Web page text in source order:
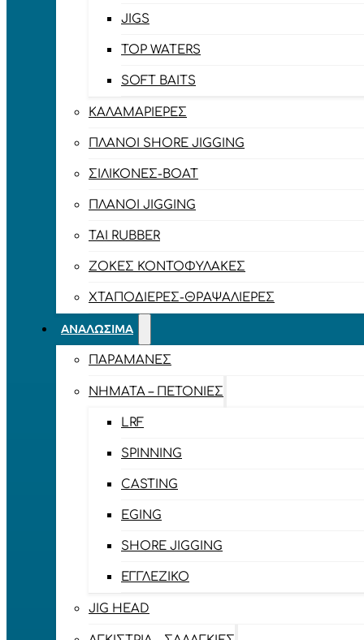
JIGS
TOP WATERS
SOFT BAITS
ΚΑΛΑΜΑΡΙΈΡΕΣ
ΠΛΆΝΟΙ SHORE JIGGING
ΣΙΛΙΚΌΝΕΣ-BOAT
ΠΛΆΝΟΙ JIGGING
TAI RUBBER
ΖΌΚΕΣ ΚΟΝΤΟΦΎΛΑΚΕΣ
ΧΤΑΠΟΔΙΈΡΕΣ-ΘΡΑΨΑΛΙΈΡΕΣ
ΑΝΑΛΏΣΙΜΑ
ΠΑΡΑΜΆΝΕΣ
ΝΉΜΑΤΑ – ΠΕΤΟΝΙΈΣ
LRF
SPINNING
CASTING
EGING
SHORE JIGGING
ΕΓΓΛΈΖΙΚΟ
JIG HEAD